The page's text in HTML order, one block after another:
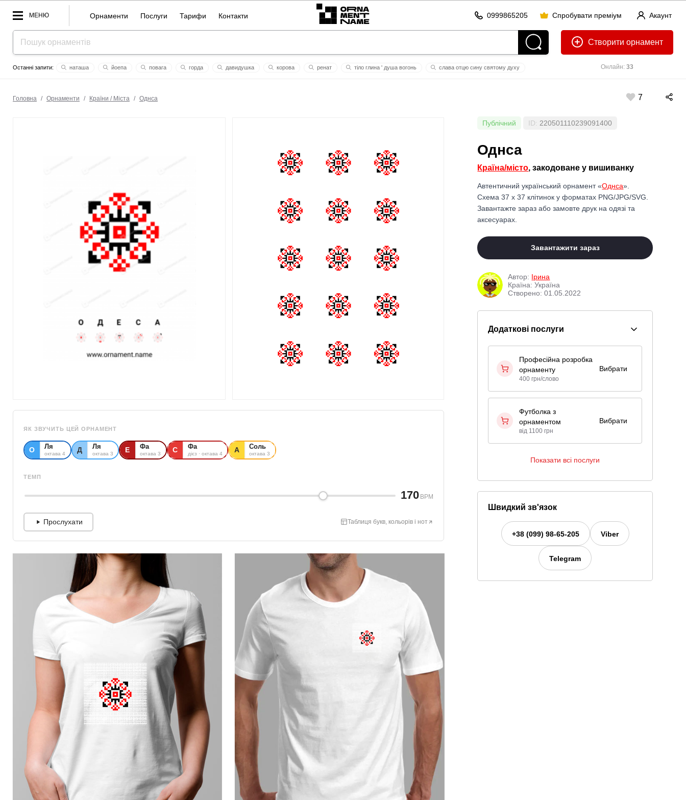
МЕНЮ Орнаменти Послуги Тарифи Контакти Акаунт
0999865205 Спробувати преміум
Створити
Онлайн: 33
наташа йоепа повага горда давидушка корова ренат тіло глина ' душа вогонь
слава отцю сину святому духу
Головна / Орнаменти / Країни / Міста / Однса 7
ЯК ЗВУЧИТЬ ЦЕЙ ОРНАМЕНТ
О Ля
октава 4 Д Ля
октава 3 Е Фа
октава 3 С Фа
дієз · октава 4 А Соль
октава 3
ТЕМП
170 BPM
Прослухати Таблиця букв, кольорів і нот
Публічний ID: 220501110239091400
Однса
Країна/місто, закодоване у вишиванку
Автентичний український орнамент «Однса».
Схема 37 x 37 клітинок у форматах PNG/JPG/SVG.
Завантажте зараз або замовте друк на одязі та
аксесуарах.
Завантажити зараз
Автор: Ірина
Країна: Україна
Створено: 01.05.2022
Додаткові послуги
Професійна розробка
орнаменту
400 грн/слово
Вибрати
Футболка з
орнаментом
від 1100 грн
Вибрати
Показати всі послуги
Швидкий зв'язок
+38 (099) 98-65-205 Viber
Telegram